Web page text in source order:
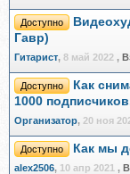
Доступно
Гавр)
Гитарист, 8 май 2022 ,
Доступно
Как
1000
Организатор, 20 ноя
Доступно Как мы
alex2506, 10 апр 2021 ,